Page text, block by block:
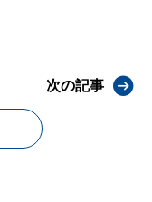
次の記事